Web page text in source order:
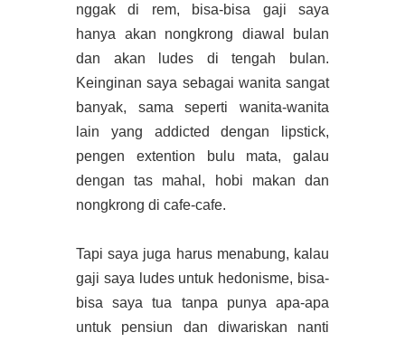
nggak di rem, bisa-bisa gaji saya
hanya akan nongkrong diawal bulan
dan akan ludes di tengah bulan.
Keinginan saya sebagai wanita sangat
banyak, sama seperti wanita-wanita
lain yang addicted dengan lipstick,
pengen extention bulu mata, galau
dengan tas mahal, hobi makan dan
nongkrong di cafe-cafe.
Tapi saya juga harus menabung, kalau
gaji saya ludes untuk hedonisme, bisa-
bisa saya tua tanpa punya apa-apa
untuk pensiun dan diwariskan nanti